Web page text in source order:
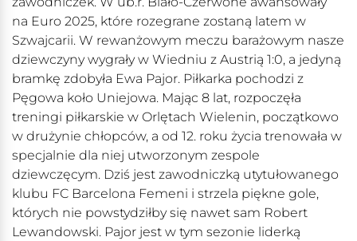
na Euro 2025, które rozegrane zostaną latem w
Szwajcarii. W rewanżowym meczu barażowym nasze
dziewczyny wygrały w Wiedniu z Austrią 1:0, a jedyną
bramkę zdobyła Ewa Pajor. Piłkarka pochodzi z
Pęgowa koło Uniejowa. Mając 8 lat, rozpoczęła
treningi piłkarskie w Orlętach Wielenin, początkowo
w drużynie chłopców, a od 12. roku życia trenowała w
specjalnie dla niej utworzonym zespole
dziewczęcym. Dziś jest zawodniczką utytułowanego
klubu FC Barcelona Femeni i strzela piękne gole,
których nie powstydziłby się nawet sam Robert
Lewandowski. Pajor jest w tym sezonie liderką